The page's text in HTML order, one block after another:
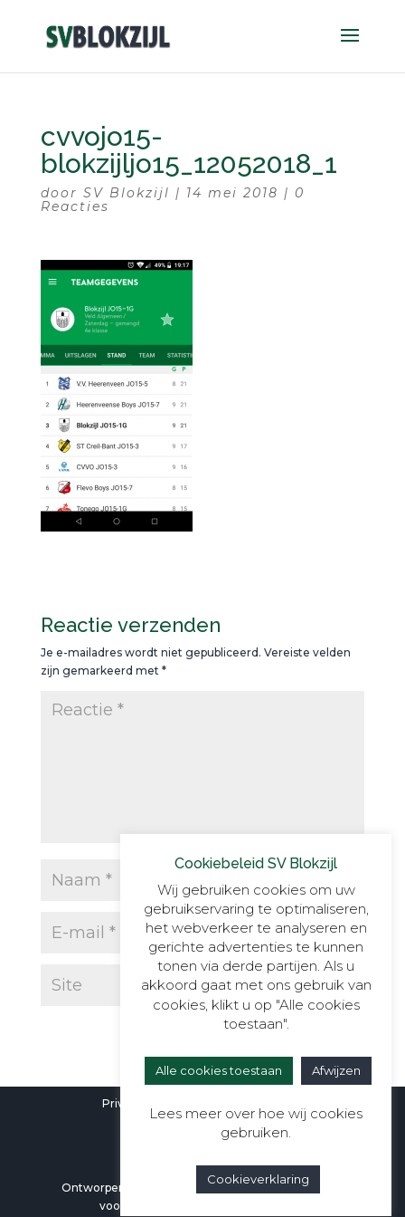
cvvojo15-
blokzijljo15_12052018_1
door SV Blokzijl | 14 mei 2018 | 0
Reacties
Reactie verzenden
Je e-mailadres wordt niet gepubliceerd. Vereiste velden
zijn gemarkeerd met *
Privacyverklaring
Ontworpen door Berali Webdesign | Alle rechten
voorbehouden aan SV Blokzijl ©2026
Cookiebeleid SV Blokzijl
Wij gebruiken cookies om uw
gebruikservaring te optimaliseren,
het webverkeer te analyseren en
gerichte advertenties te kunnen
tonen via derde partijen. Als u
akkoord gaat met ons gebruik van
cookies, klikt u op "Alle cookies
toestaan".
Alle cookies toestaan Afwijzen
Lees meer over hoe wij cookies
gebruiken.
Cookieverklaring